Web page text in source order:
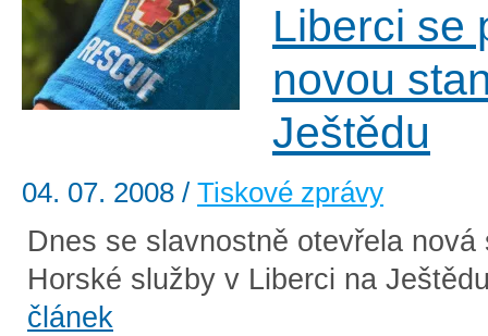
Liberci se
novou
Ještědu
04. 07. 2008 / Tiskové zprávy
Dnes se slavnostně otevřela nová
Horské služby v Liberci na
článek